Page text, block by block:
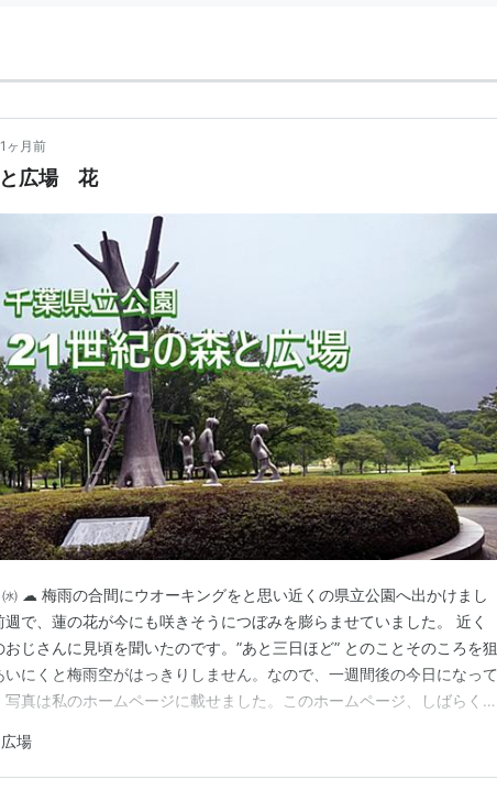
1ヶ月前
と広場 花
☁ 梅雨の合間にウオーキングをと思い近くの県立公園へ出かけまし
週で、蓮の花が今にも咲きそうにつぼみを膨らませていました。 近く
じさんに見頃を聞いたのです。”あと三日ほど” とのことそのころを狙
いにくと梅雨空がはっきりしません。なので、一週間後の今日になって
写真は私のホームページに載せました。このホームページ、しばらく休
像をクリックしてみてください。 PCの大きな画面で作成したのでス
の、ちょっと不安です。 …
場